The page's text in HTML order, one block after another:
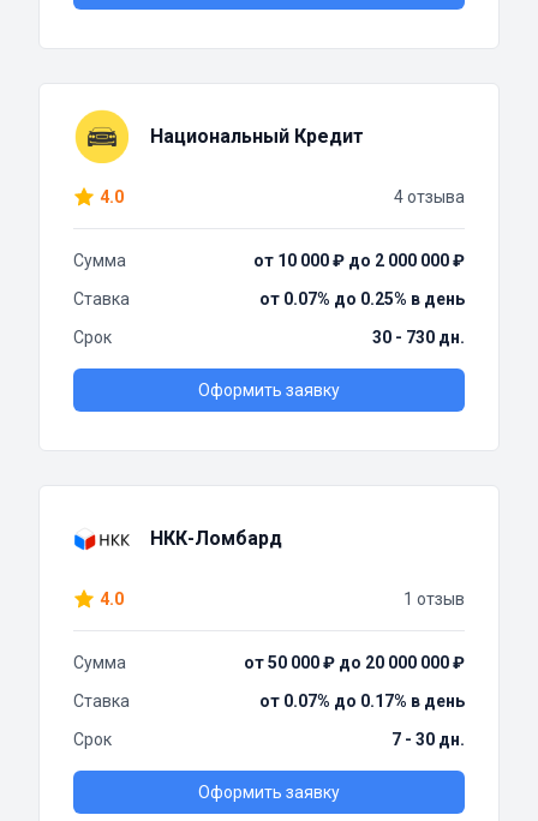
Национальный Кредит
4.0 4 отзыва
Сумма
от 10 000 ₽ до 2 000 000 ₽
Ставка
от 0.07% до 0.25% в день
Срок
30 - 730 дн.
Оформить заявку
НКК-Ломбард
4.0 1 отзыв
Сумма
от 50 000 ₽ до 20 000 000 ₽
Ставка
от 0.07% до 0.17% в день
Срок
7 - 30 дн.
Оформить заявку